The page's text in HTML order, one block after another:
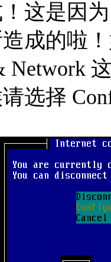
这是因
成的啦
Network
选择